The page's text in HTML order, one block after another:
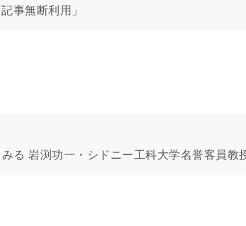
事無断利用」
る 岩渕功一・シドニー工科大学名誉客員教